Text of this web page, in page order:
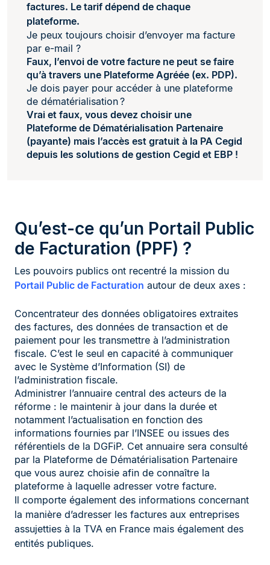
factures. Le tarif dépend de chaque
plateforme.
Je peux toujours choisir d’envoyer ma facture
par e-mail ?
Faux, l’envoi de votre facture ne peut se faire
qu’à travers une Plateforme Agréée (ex. PDP).
Je dois payer pour accéder à une plateforme
de dématérialisation ?
Vrai et faux, vous devez choisir une
Plateforme de Dématérialisation Partenaire
(payante) mais l’accès est gratuit à la PA Cegid
depuis les solutions de gestion Cegid et EBP !
Qu’est-ce qu’un Portail Public
de Facturation (PPF) ?
Les pouvoirs publics ont recentré la mission du
Portail Public de Facturation autour de deux axes :
Concentrateur des données obligatoires extraites
des factures, des données de transaction et de
paiement pour les transmettre à l’administration
fiscale. C’est le seul en capacité à communiquer
avec le Système d’Information (SI) de
l’administration fiscale.
Administrer l’annuaire central des acteurs de la
réforme : le maintenir à jour dans la durée et
notamment l’actualisation en fonction des
informations fournies par l’INSEE ou issues des
référentiels de la DGFiP. Cet annuaire sera consulté
par la Plateforme de Dématérialisation Partenaire
que vous aurez choisie afin de connaître la
plateforme à laquelle adresser votre facture.
Il comporte également des informations concernant
la manière d’adresser les factures aux entreprises
assujetties à la TVA en France mais également des
entités publiques.